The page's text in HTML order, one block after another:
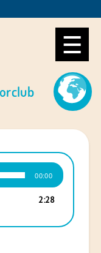
00:00
2:28